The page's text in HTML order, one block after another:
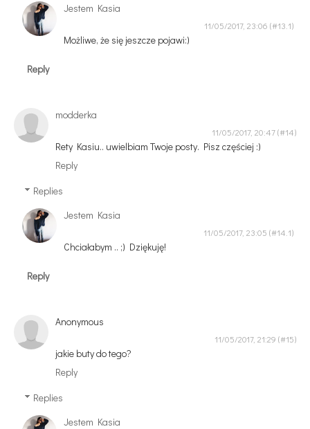
Jestem Kasia
11/05/2017, 23:06
Możliwe, że się jeszcze pojawi:)
Reply
modderka
11/05/2017, 20:47
Rety Kasiu.. uwielbiam Twoje posty. Pisz częściej :)
Reply
Replies
Jestem Kasia
11/05/2017, 23:05
Chciałabym .. ;) Dziękuję!
Reply
Anonymous
11/05/2017, 21:29
jakie buty do tego?
Reply
Replies
Jestem Kasia